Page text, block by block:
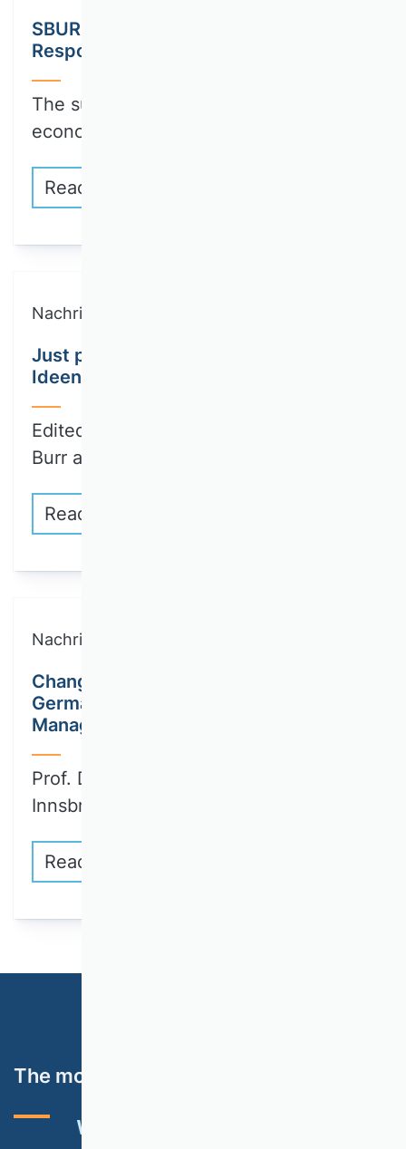
SBUR Call for Papers: Collection on
Responsible Innovation
The sustainable transformation of the
economy and…
Read more
Nachricht
Just published: First part of
Ideengeschichte der BWL Volume III
Edited by Wenzel Matiaske, Wolfgang
Burr and…
Read more
Nachricht
Changes to the editorial team of the
German Journal of Human Resource
Management
Prof. Dr. Julia Brandl (University of
Innsbruck)…
Read more
The most important topics
VHB RATING 2024